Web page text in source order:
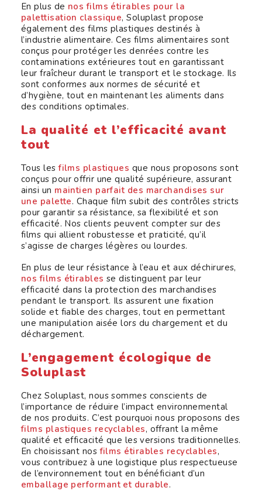
En plus de nos films étirables pour la
palettisation classique, Soluplast propose
également des films plastiques destinés à
l’industrie alimentaire. Ces films alimentaires sont
conçus pour protéger les denrées contre les
contaminations extérieures tout en garantissant
leur fraîcheur durant le transport et le stockage. Ils
sont conformes aux normes de sécurité et
d’hygiène, tout en maintenant les aliments dans
des conditions optimales.
La qualité et l’efficacité avant
tout
Tous lesfilms plastiques que nous proposons sont
conçus pour offrir une qualité supérieure, assurant
ainsi un maintien parfait des marchandises sur
une palette. Chaque film subit des contrôles stricts
pour garantir sa résistance, sa flexibilité et son
efficacité. Nos clients peuvent compter sur des
films qui allient robustesse et praticité, qu’il
s’agisse de charges légères ou lourdes.
En plus de leur résistance à l’eau et aux déchirures,
nos films étirables se distinguent par leur
efficacité dans la protection des marchandises
pendant le transport. Ils assurent une fixation
solide et fiable des charges, tout en permettant
une manipulation aisée lors du chargement et du
déchargement.
L’engagement écologique de
Soluplast
Chez Soluplast, nous sommes conscients de
l’importance de réduire l’impact environnemental
de nos produits. C’est pourquoi nous proposons des
films plastiques recyclables, offrant la même
qualité et efficacité que les versions traditionnelles.
En choisissant nosfilms étirables recyclables,
vous contribuez à une logistique plus respectueuse
de l’environnement tout en bénéficiant d’un
emballage performant et durable.